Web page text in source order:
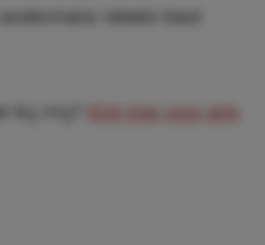
ideeën best
bij mij?
Klik hier voor alle